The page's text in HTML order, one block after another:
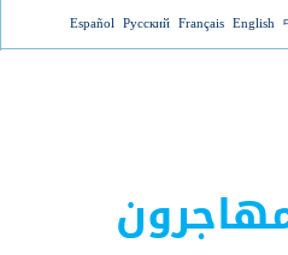
Jump to
English
Français
Русский
Español